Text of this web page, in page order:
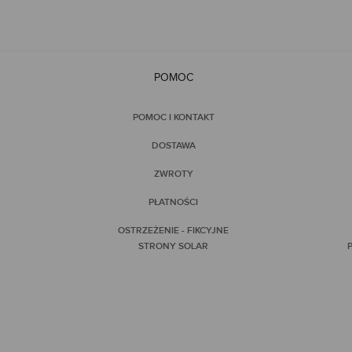
POMOC
POMOC I KONTAKT
DOSTAWA
ZWROTY
PŁATNOŚCI
OSTRZEŻENIE - FIKCYJNE
STRONY SOLAR